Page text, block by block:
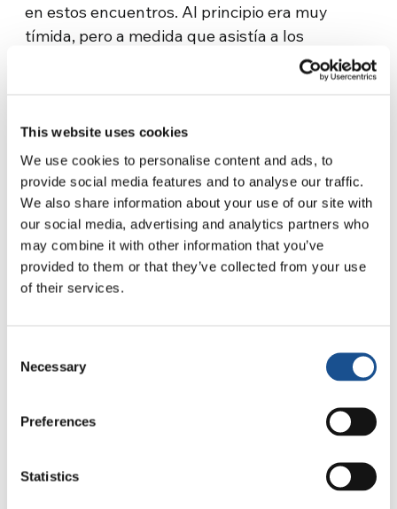
This website uses cookies
We use cookies to personalise content and ads, to
provide social media features and to analyse our traffic.
We also share information about your use of our site with
our social media, advertising and analytics partners who
may combine it with other information that you’ve
provided to them or that they’ve collected from your use
of their services.
Selection
Necessary
Preferences
Statistics
en estos encuentros. Al principio era muy
tímida, pero a medida que asistía a los
encuentros me fui abriendo. Empecé a superar
la timidez gracias al respeto y la amistad con la
recibían. Descubrí personas que realmente
estaban interesados en lo que tenía que decir
y que creaban espacios en los que podía ser yo
misma. Fui testigo de que el asunto no era el
idioma o la religión. Con estos amigos, no me
sentía extranjera. Y gracias a ellos me pude
conocer a mí misma, pude conocer a los
argentinos, a los católicos. Aquellos que para
Luego de ese día nos propusimos volvernos a
aprendiendo nuestros nombres, jugando,
conociendo más nuestras culturas y religiones.
Ya cerca de la Navidad, nosotros católicos,